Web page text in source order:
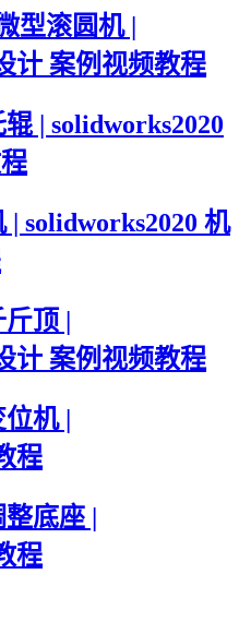
型滚圆机 |
计 案例视频教程
| solidworks2020
| solidworks2020 机
顶 |
计 案例视频教程
机 |
程
底座 |
程